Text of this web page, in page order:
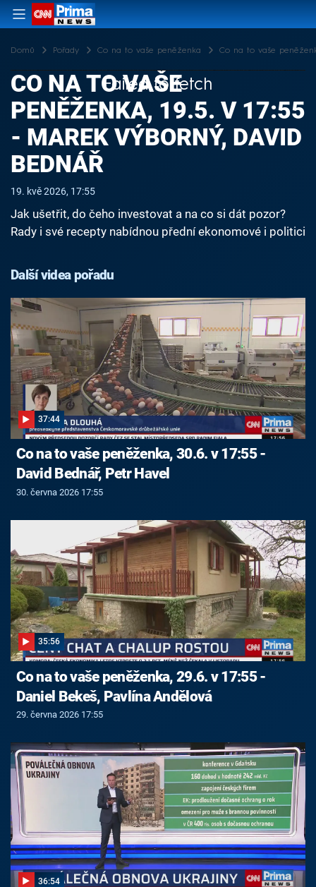
Domů Pořady Co na to vaše peněženka Co na to vaše
Failed to fetch
CO NA TO VAŠE
PENĚŽENKA, 19.5. V 17:55
- MAREK VÝBORNÝ, DAVID
BEDNÁŘ
19. kvě 2026, 17:55
Jak ušetřit, do čeho investovat a na co si dát pozor?
Rady i své recepty nabídnou přední ekonomové i politici
Další videa pořadu
37:44
Co na to vaše peněženka, 30.6. v 17:55 -
David Bednář, Petr Havel
30. června 2026 17:55
35:56
Co na to vaše peněženka, 29.6. v 17:55 -
Daniel Bekeš, Pavlína Andělová
29. června 2026 17:55
36:54